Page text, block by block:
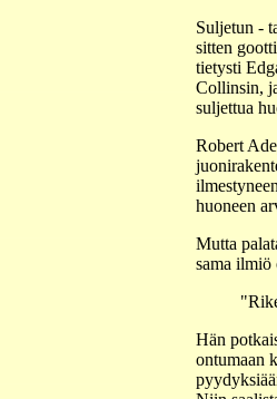
Suljetun -
sitten
tietysti
Collinsin,
suljettua
Robert
huoneen
Mutta
sama ilmiö
Hän
ontumaan